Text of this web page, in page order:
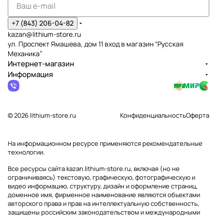
+7 (843) 206-04-82
kazan@lithium-store.ru
ул. Проспект Ямашева, дом 11 вход в магазин “Русская
Механика”
Интернет-магазин
Информация
© 2026 lithium-store.ru КонфиденциальностьОферта
На информационном ресурсе применяютсярекомендательные
технологии.
Все ресурсы сайта kazan.lithium-store.ru, включая (но не
ограничиваясь) текстовую, графическую, фотографическую и
видео информацию, структуру, дизайн и оформление страниц,
доменное имя, фирменное наименование являются объектами
авторского права и прав на интеллектуальную собственность,
защищены российским законодательством и международными